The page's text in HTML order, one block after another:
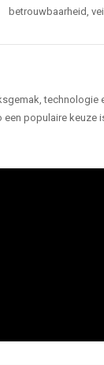
betrouwbaarheid,
technologie
populaire keuze